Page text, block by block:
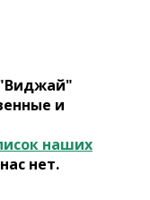
и
наших
нет.